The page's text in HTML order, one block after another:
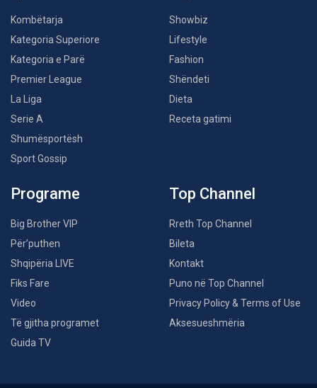
Kombëtarja
Kategoria Superiore
Kategoria e Parë
Premier League
La Liga
Serie A
Shumësportësh
Sport Gossip
Showbiz
Lifestyle
Fashion
Shëndeti
Dieta
Receta gatimi
Programe
Big Brother VIP
Për’puthen
Shqipëria LIVE
Fiks Fare
Video
Të gjitha programet
Guida TV
Top Channel
Rreth Top Channel
Bileta
Kontakt
Puno në Top Channel
Privacy Policy & Terms of Use
Aksesueshmëria